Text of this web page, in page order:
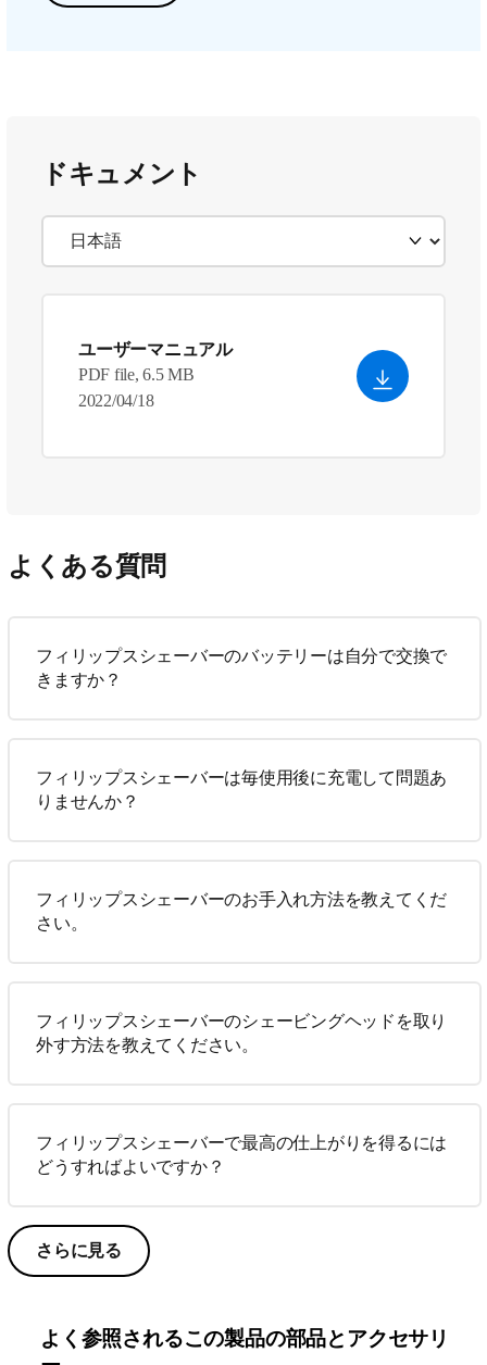
ドキュメント
ユーザーマニュアル
PDF file, 6.5 MB
2022/04/18
よくある質問
フィリップスシェーバーのバッテリーは自分で交換で
きますか？
フィリップスシェーバーは毎使用後に充電して問題あ
りませんか？
フィリップスシェーバーのお手入れ方法を教えてくだ
さい。
フィリップスシェーバーのシェービングヘッドを取り
外す方法を教えてください。
フィリップスシェーバーで最高の仕上がりを得るには
どうすればよいですか？
さらに見る
よく参照されるこの製品の部品とアクセサリ